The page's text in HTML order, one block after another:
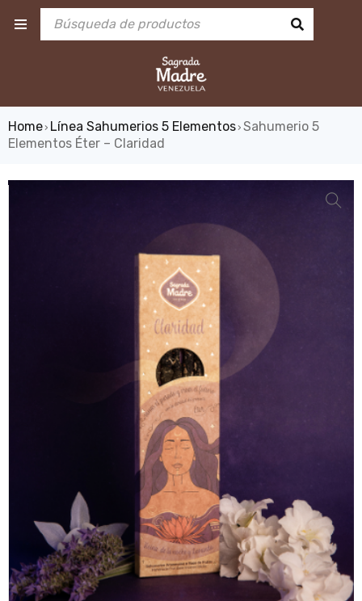
Home› Línea Sahumerios 5 Elementos› Sahumerio 5
Elementos Éter – Claridad